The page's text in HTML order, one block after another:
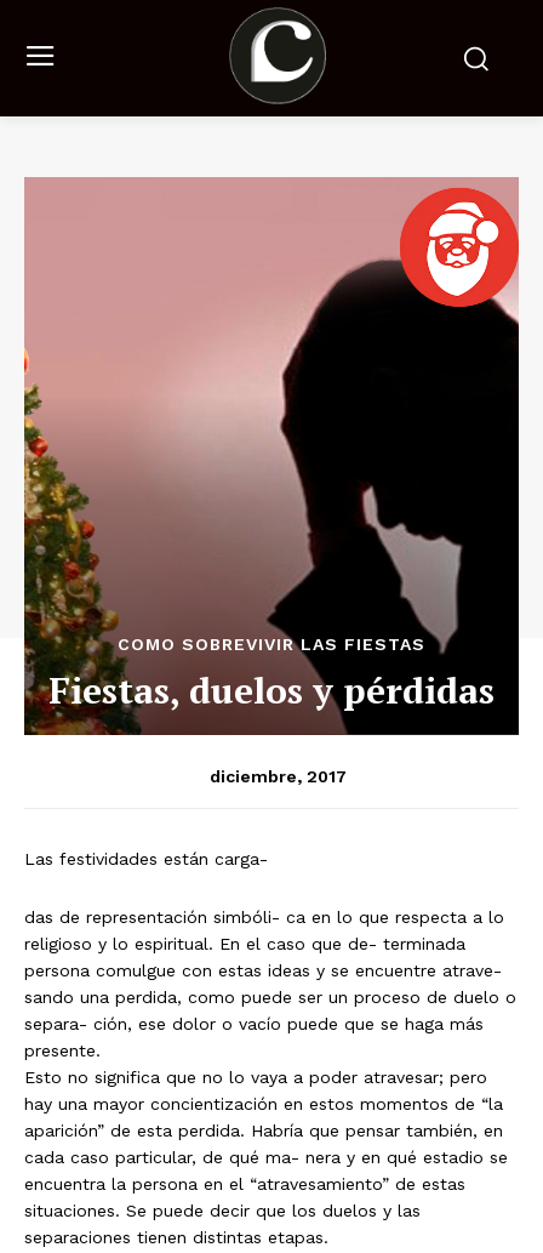
COMO SOBREVIVIR LAS FIESTAS
Fiestas, duelos y pérdidas
diciembre, 2017
Las festividades están carga-
das de representación simbóli- ca en lo que respecta a lo
religioso y lo espiritual. En el caso que de- terminada
persona comulgue con estas ideas y se encuentre atrave-
sando una perdida, como puede ser un proceso de duelo o
separa- ción, ese dolor o vacío puede que se haga más
presente.
Esto no significa que no lo vaya a poder atravesar; pero
hay una mayor concientización en estos momentos de “la
aparición” de esta perdida. Habría que pensar también, en
cada caso particular, de qué ma- nera y en qué estadio se
encuentra la persona en el “atravesamiento” de estas
situaciones. Se puede decir que los duelos y las
separaciones tienen distintas etapas.